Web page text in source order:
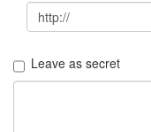
Leave as secret
4
년